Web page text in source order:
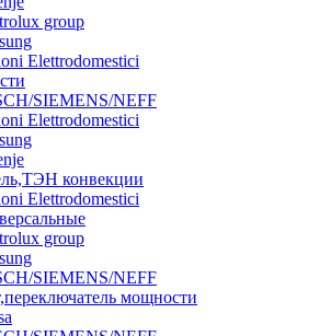
group
Elettrodomestici
SIEMENS/NEFF
Elettrodomestici
конвекции
Elettrodomestici
group
SIEMENS/NEFF
мощности